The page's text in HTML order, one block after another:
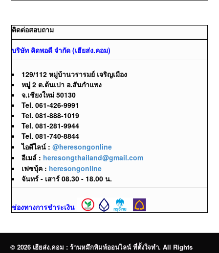
ติดต่อสอบถาม
บริษัท คิดพอดี จำกัด (เฮียส่ง.คอม)
129/112 หมู่บ้านวรารมย์ เจริญเมือง
หมู่ 2 ต.ต้นเปา อ.สันกำแพง
จ.เชียงใหม่ 50130
Tel. 061-426-9991
Tel. 081-888-1019
Tel. 081-281-9944
Tel. 081-740-8844
ไอดีไลน์ : @heresongonline
อีเมล์ : heresongthailand@gmail.com
เฟซบุ้ค : heresongonline
จันทร์ - เสาร์ 08.30 - 18.00 น.
ช่องทางการชำระเงิน
© 2026 เฮียส่ง.คอม : ร้านหมึกพิมพ์ออนไลน์ ที่ตั้งใจทำ. All Rights